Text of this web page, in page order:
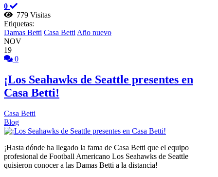
0
779 Visitas
Etiquetas:
Damas Betti Casa Betti Año nuevo
NOV
19
0
¡Los Seahawks de Seattle presentes en
Casa Betti!
Casa Betti
Blog
¡Hasta dónde ha llegado la fama de Casa Betti que el equipo
profesional de Football Americano Los Seahawks de Seattle
quisieron conocer a las Damas Betti a la distancia!